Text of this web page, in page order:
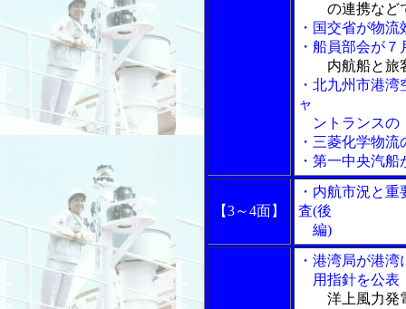
の連携など
・国交省が物
・船員部会が
内航船と旅
・北九州市港
ャ
ントランスの
・三菱化学物
・第一中央汽
【3～4面】
・内航市況と
査(後
編)
・港湾局が港
用指針を公表
洋上風力発